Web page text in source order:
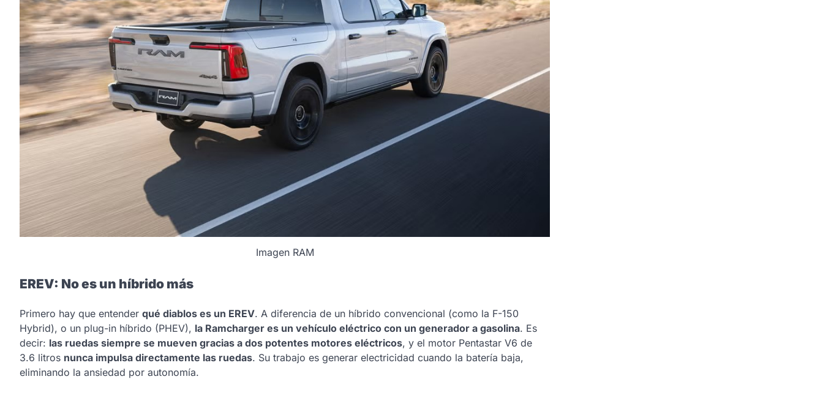
Imagen RAM
EREV: No es un híbrido más
Primero hay que entender qué diablos es un EREV. A diferencia de un híbrido convencional (como la F-150
Hybrid), o un plug-in híbrido (PHEV), la Ramcharger es un vehículo eléctrico con un generador a gasolina. Es
decir: las ruedas siempre se mueven gracias a dos potentes motores eléctricos, y el motor Pentastar V6 de
3.6 litros nunca impulsa directamente las ruedas. Su trabajo es generar electricidad cuando la batería baja,
eliminando la ansiedad por autonomía.